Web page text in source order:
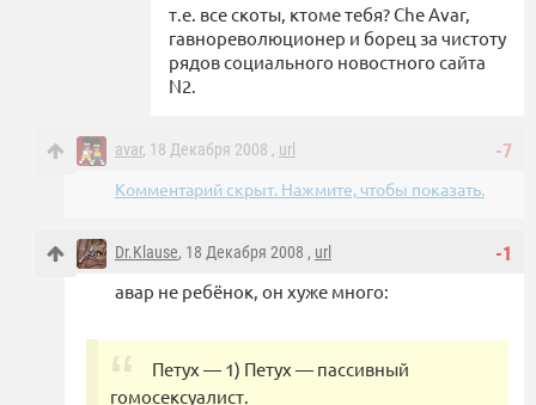
т.е. все скоты, ктоме тебя? Che Avar,
гавнореволюционер и борец за чистоту
рядов социального новостного сайта
N2.
-7
avar, 18 Декабря 2008 , url
Комментарий скрыт. Нажмите, чтобы показать.
-1
Dr.Klause, 18 Декабря 2008 , url
авар не ребёнок, он хуже много:
Петух — 1) Петух — пассивный
гомосексуалист.